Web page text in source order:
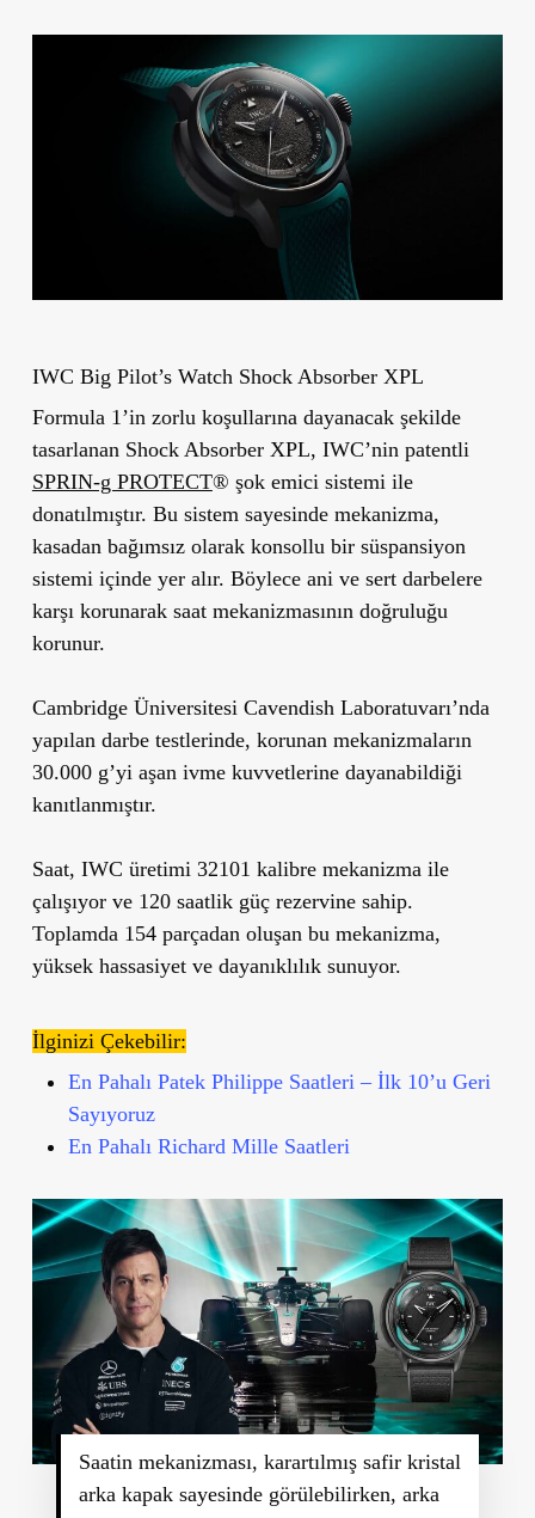
IWC Big Pilot’s Watch Shock Absorber XPL
Formula 1’in zorlu koşullarına dayanacak şekilde
tasarlanan Shock Absorber XPL, IWC’nin patentli
SPRIN-g PROTECT® şok emici sistemi ile
donatılmıştır. Bu sistem sayesinde mekanizma,
kasadan bağımsız olarak konsollu bir süspansiyon
sistemi içinde yer alır. Böylece ani ve sert darbelere
karşı korunarak saat mekanizmasının doğruluğu
korunur.
Cambridge Üniversitesi Cavendish Laboratuvarı’nda
yapılan darbe testlerinde, korunan mekanizmaların
30.000 g’yi aşan ivme kuvvetlerine dayanabildiği
kanıtlanmıştır.
Saat, IWC üretimi 32101 kalibre mekanizma ile
çalışıyor ve 120 saatlik güç rezervinesahip.
Toplamda 154 parçadan oluşan bu mekanizma,
yüksek hassasiyet ve dayanıklılık sunuyor.
İlginizi Çekebilir:
En Pahalı Patek Philippe Saatleri – İlk 10’u Geri
Sayıyoruz
En Pahalı Richard Mille Saatleri
Saatin mekanizması, karartılmış safir kristal
arka kapak sayesinde görülebilirken, arka